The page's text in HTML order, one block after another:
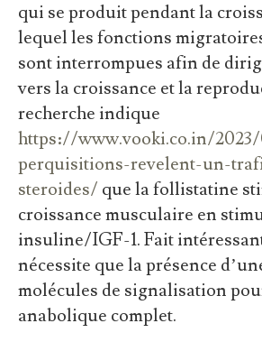
qui se produit pendant la
lequel les fonctions
sont interrompues afin de
vers la croissance et la
recherche indique
https://www.vooki.co.in/
perquisitions-revelent-un-
steroides/ que la follistatine
croissance musculaire en
insuline/IGF-1. Fait
nécessite que la présence
molécules de signalisation
anabolique complet.